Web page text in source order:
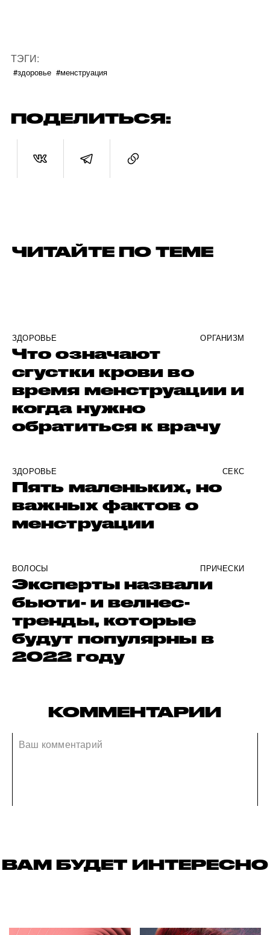
ТЭГИ:
#здоровье #менструация
ПОДЕЛИТЬСЯ:
ЧИТАЙТЕ ПО ТЕМЕ
ЗДОРОВЬЕ ОРГАНИЗМ
Что означают
сгустки крови во
время менструации и
когда нужно
обратиться к врачу
ЗДОРОВЬЕ СЕКС
Пять маленьких, но
важных фактов о
менструации
ВОЛОСЫ ПРИЧЕСКИ
Эксперты назвали
бьюти- и велнес-
тренды, которые
будут популярны в
2022 году
КОММЕНТАРИИ
ВАМ БУДЕТ ИНТЕРЕСНО